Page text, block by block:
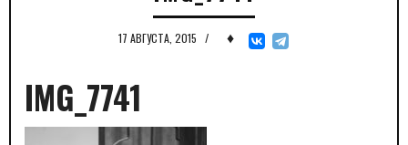
17 АВГУСТА, 2015 / ♦
IMG_7741